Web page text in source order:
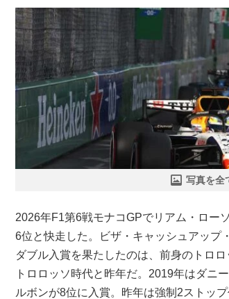
写真を全
2026年F1第6戦モナコGPでリアム・ロー
6位と快走した。ビザ・キャッシュアップ
ダブル入賞を果たしたのは、前身のトロ
トロロッソ時代と昨年だ。2019年はダニ
ルボンが8位に入賞。昨年は強制2ストッ